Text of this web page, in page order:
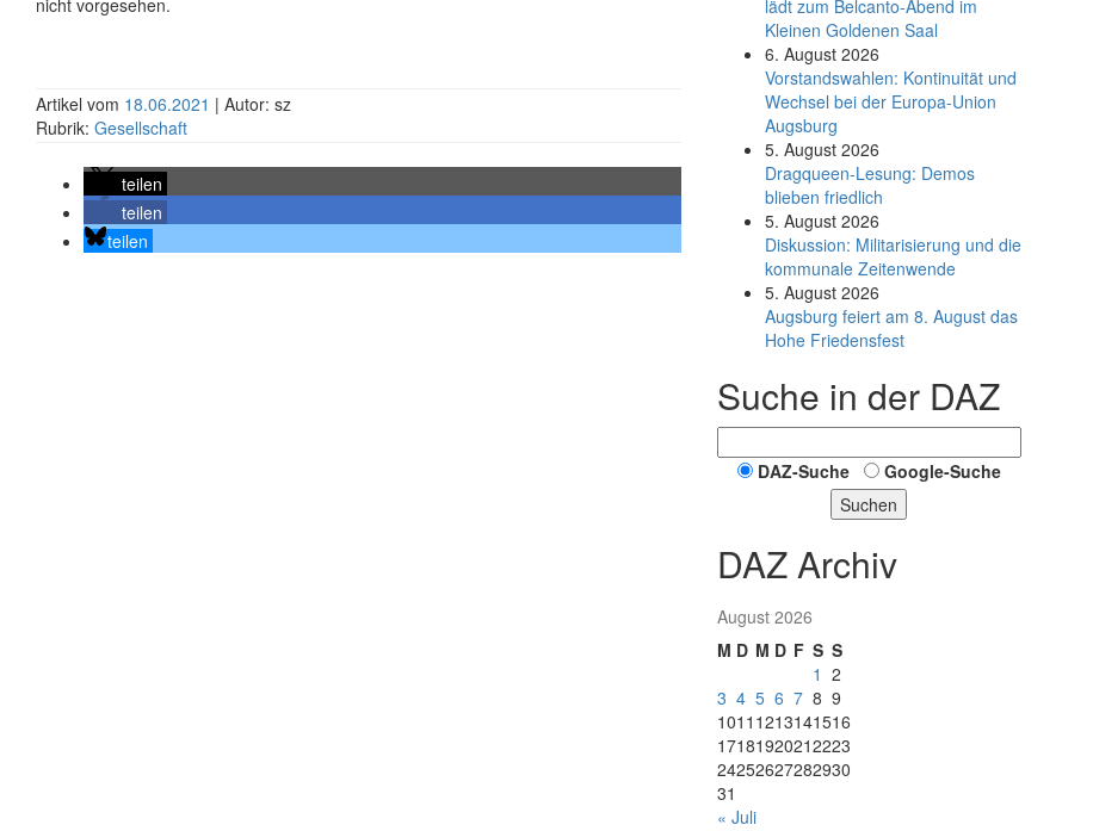
nicht vorgesehen.
Artikel vom 18.06.2021 | Autor: sz
Rubrik: Gesellschaft
teilen
teilen
teilen
lädt zum Belcanto-Abend im
Kleinen Goldenen Saal
6. August 2026
Vorstandswahlen: Kontinuität und
Wechsel bei der Europa-Union
Augsburg
5. August 2026
Dragqueen-Lesung: Demos
blieben friedlich
5. August 2026
Diskussion: Mi­li­ta­ri­sie­rung und die
kommunale Zeitenwende
5. August 2026
Augsburg feiert am 8. August das
Hohe Friedensfest
Suche in der DAZ
DAZ-Suche
Google-Suche
Suchen
DAZ Archiv
August 2026
M D M D F S S
1 2
3 4 5 6 7 8 9
1011 1213141516
17181920212223
24252627282930
31
« Juli